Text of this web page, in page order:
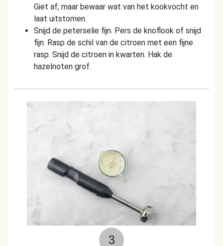
Giet af, maar bewaar wat van het kookvocht en
laat uitstomen.
Snijd de peterselie fijn. Pers de knoflook of snijd
fijn. Rasp de schil van de citroen met een fijne
rasp. Snijd de citroen in kwarten. Hak de
hazelnoten grof.
3